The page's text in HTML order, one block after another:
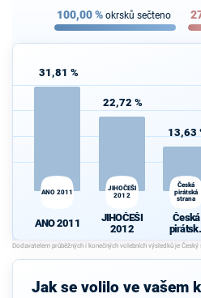
100,00% okrsků sečteno
31,81 %
ANO 2011
ANO 2011
22,72 %
JIHOČEŠI
2012
JIHOČEŠI
2012
13,63
Česká
pirátská
strana
Česká
strana
Jak se volilo ve vašem